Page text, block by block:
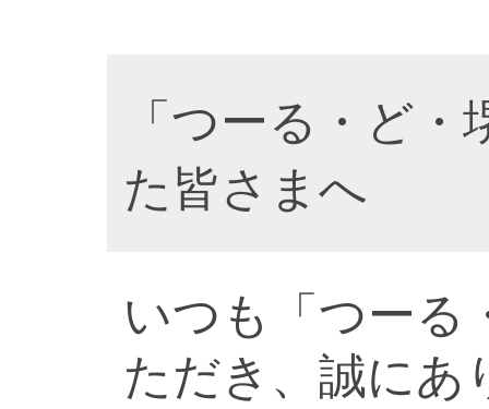
「つーる・ど
た皆さまへ
いつも「つーる
ただき、誠にあ